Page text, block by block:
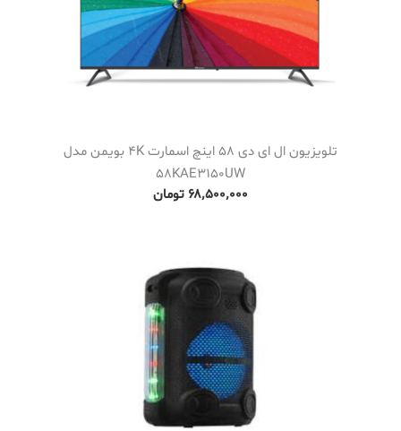
تلویزیون ال ای دی 58 اینچ اسمارت 4K بویمن مدل
58KAE3150UW
۶۸٬۵۰۰٬۰۰۰ تومان